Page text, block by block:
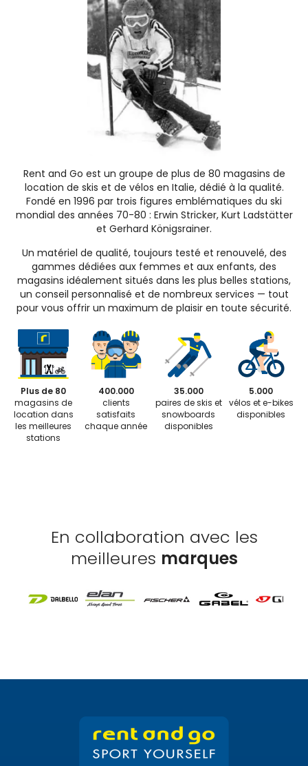
Rent and Go est un groupe de plus de 80 magasins de
location de skis et de vélos en Italie, dédié à la qualité.
Fondé en 1996 par trois figures emblématiques du ski
mondial des années 70-80 : Erwin Stricker, Kurt Ladstätter
et Gerhard Königsrainer.
Un matériel de qualité, toujours testé et renouvelé, des
gammes dédiées aux femmes et aux enfants, des
magasins idéalement situés dans les plus belles stations,
un conseil personnalisé et de nombreux services — tout
pour vous offrir un maximum de plaisir en toute sécurité.
Plus de 80
magasins de
location dans
les meilleures
stations
400.000
clients
satisfaits
chaque année
35.000
paires de skis et
snowboards
disponibles
5.000
vélos et e-bikes
disponibles
En collaboration avec les
meilleures marques